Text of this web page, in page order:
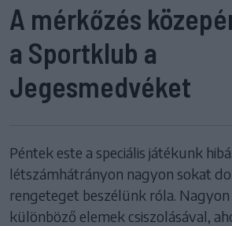
A mérkőzés
a Sportklub a
Jegesmedvéket
Péntek este a speciális játékunk
létszámhátrányon nagyon sokat
rengeteget beszélünk róla.
különböző elemek csiszolásával,